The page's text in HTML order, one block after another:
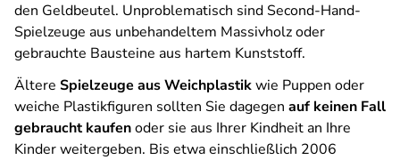
den Geldbeutel. Unproblematisch sind Second-Hand-
Spielzeuge aus unbehandeltem Massivholz oder
gebrauchte Bausteine aus hartem Kunststoff.
Ältere Spielzeuge aus Weichplastikwie Puppen oder
weiche Plastikfiguren sollten Sie dagegen auf keinen Fall
gebraucht kaufenoder sie aus Ihrer Kindheit an Ihre
Kinder weitergeben. Bis etwa einschließlich 2006